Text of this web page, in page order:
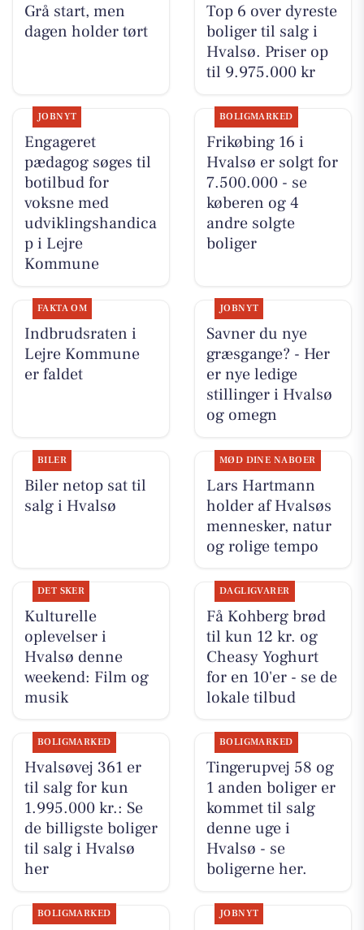
Grå start, men
dagen holder tørt
Top 6 over dyreste
boliger til salg i
Hvalsø. Priser op
til 9.975.000 kr
JOBNYT
Engageret
pædagog søges til
botilbud for
voksne med
udviklingshandica
p i Lejre
Kommune
BOLIGMARKED
Frikøbing 16 i
Hvalsø er solgt for
7.500.000 - se
køberen og 4
andre solgte
boliger
FAKTA OM
Indbrudsraten i
Lejre Kommune
er faldet
JOBNYT
Savner du nye
græsgange? - Her
er nye ledige
stillinger i Hvalsø
og omegn
BILER
Biler netop sat til
salg i Hvalsø
MØD DINE NABOER
Lars Hartmann
holder af Hvalsøs
mennesker, natur
og rolige tempo
DET SKER
Kulturelle
oplevelser i
Hvalsø denne
weekend: Film og
musik
DAGLIGVARER
Få Kohberg brød
til kun 12 kr. og
Cheasy Yoghurt
for en 10'er - se de
lokale tilbud
BOLIGMARKED
Hvalsøvej 361 er
til salg for kun
1.995.000 kr.: Se
de billigste boliger
til salg i Hvalsø
her
BOLIGMARKED
Tingerupvej 58 og
1 anden boliger er
kommet til salg
denne uge i
Hvalsø - se
boligerne her.
BOLIGMARKED JOBNYT